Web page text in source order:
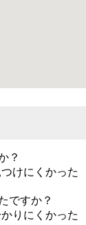
？
つけにくかった
ですか？
りにくかった